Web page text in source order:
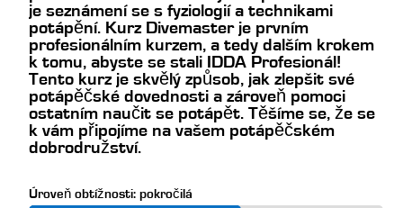
je seznámení se s fyziologií a technikami
potápění. Kurz Divemaster je prvním
profesionálním kurzem, a tedy dalším krokem
k tomu, abyste se stali IDDA Profesionál!
Tento kurz je skvělý způsob, jak zlepšit své
potápěčské dovednosti a zároveň pomoci
ostatním naučit se potápět. Těšíme se, že se
k vám připojíme na vašem potápěčském
dobrodružství.
Úroveň obtížnosti: pokročilá